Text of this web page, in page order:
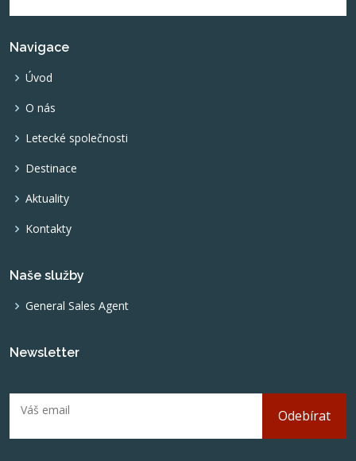
Navigace
Úvod
O nás
Letecké společnosti
Destinace
Aktuality
Kontakty
Naše služby
General Sales Agent
Newsletter